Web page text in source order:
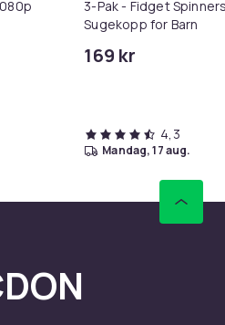
3-Pak - Fidget
Sugekopp for Barn
169 kr
4,3
mandag, 17 aug.